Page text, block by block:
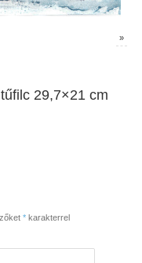
»
29,7×21 cm
*karakterrel